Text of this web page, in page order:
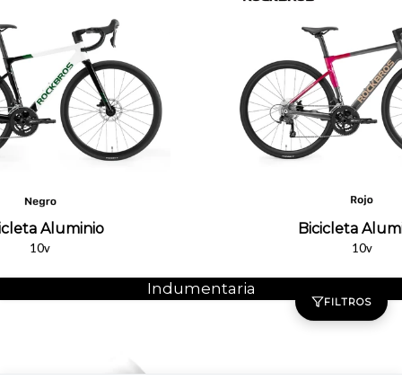
FILTROS
Aluminio
10v
Bicicleta
10v
Indumentaria